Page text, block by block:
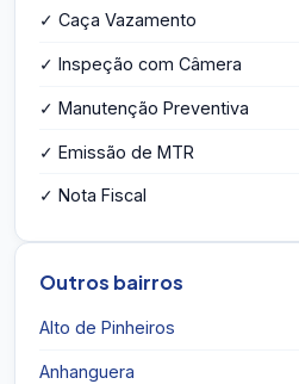
✓ Caça Vazamento
✓ Inspeção com Câmera
✓ Manutenção Preventiva
✓ Emissão de MTR
✓ Nota Fiscal
Outros bairros
Alto de Pinheiros
Anhanguera